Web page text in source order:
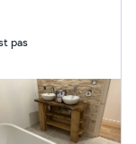
donner
de
la photo vidéo
de vous connaître
pas